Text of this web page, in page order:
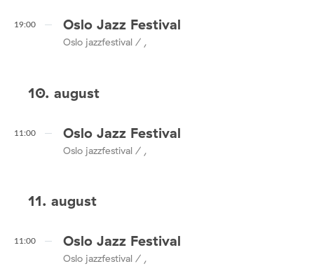
19:00 Oslo Jazz Festival
Oslo jazzfestival / ,
10. august
11:00 Oslo Jazz Festival
Oslo jazzfestival / ,
11. august
11:00 Oslo Jazz Festival
Oslo jazzfestival / ,